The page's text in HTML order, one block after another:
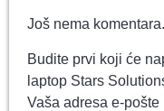
Još nema komentara.
Budite prvi koji će
laptop Stars
Vaša adresa e-